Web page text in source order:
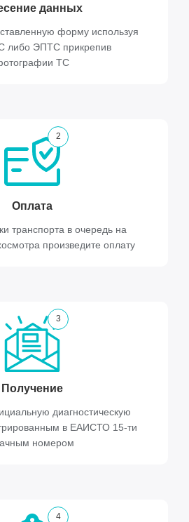
данных
форму используя
либо ЭПТС прикрепив
ТС
2
Оплата
транспорта в очередь на
произведите оплату
3
Получение
диагностическую
в ЕАИСТО 15-ти
номером
4